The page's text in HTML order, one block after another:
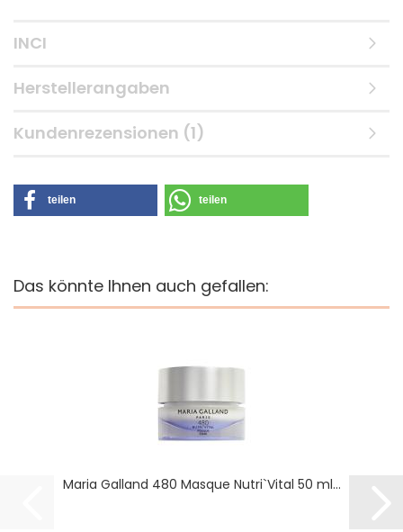
INCI
Herstellerangaben
Kundenrezensionen (1)
teilen teilen
Das könnte Ihnen auch gefallen:
Maria Galland 480 Masque Nutri`Vital 50 ml...